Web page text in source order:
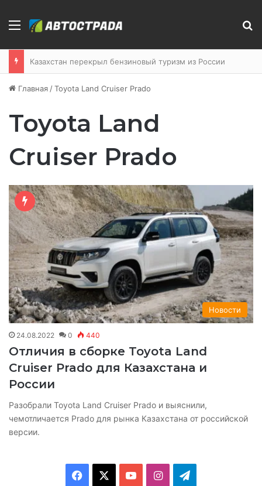
Меню
Казахстан перекрыл бензиновый туризм из России
Главная /Toyota Land Cruiser Prado
Toyota Land
Cruiser Prado
Новости
24.08.2022 0 440
Отличия в сборке Toyota Land
Cruiser Prado для Казахстана и
России
Разобрали Toyota Land Cruiser Prado и выяснили,
чемотличается Prado для рынка Казахстана от российской
версии.
I